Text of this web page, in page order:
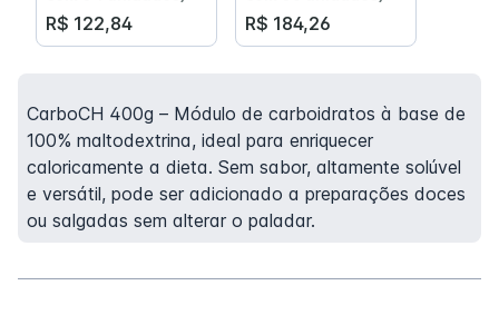
R$ 122,84 R$ 184,26
CarboCH 400g – Módulo de carboidratos à base de
100% maltodextrina, ideal para enriquecer
caloricamente a dieta. Sem sabor, altamente solúvel
e versátil, pode ser adicionado a preparações doces
ou salgadas sem alterar o paladar.